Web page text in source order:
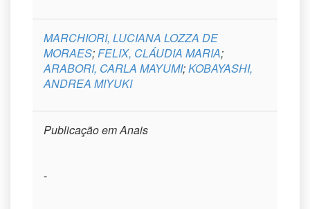
MARCHIORI, LUCIANA LOZZA DE
MORAES;FELIX, CLÁUDIA MARIA;
ARABORI, CARLA MAYUMI;KOBAYASHI,
ANDREA MIYUKI
Publicação em Anais
-